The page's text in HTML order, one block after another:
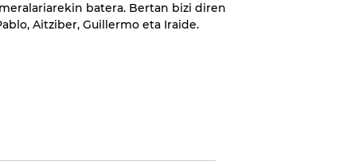
batera. Bertan bizi diren
Aitziber, Guillermo eta Iraide.